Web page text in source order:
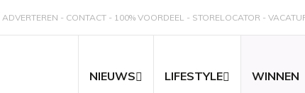
ADVERTEREN CONTACT 100% VOORDEEL STORELOCATOR
NIEUWS LIFESTYLE WINNEN